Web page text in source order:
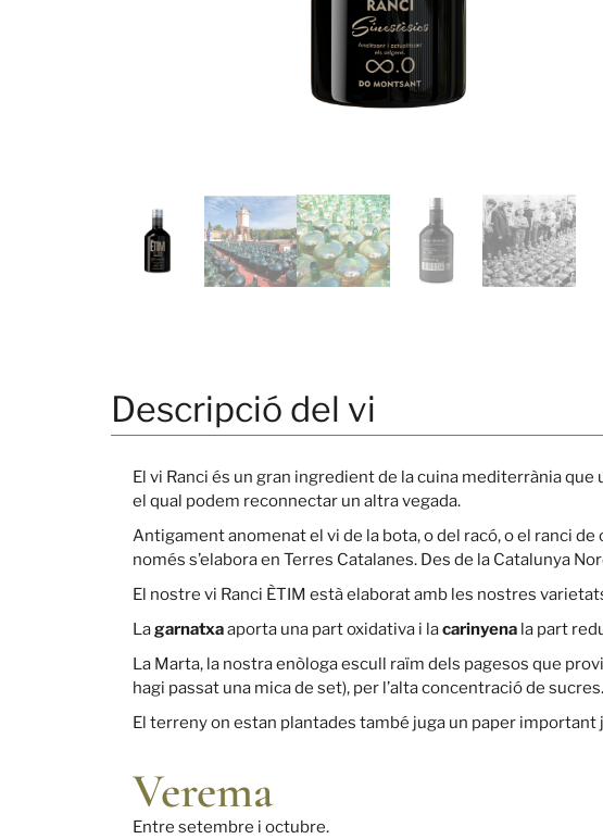
Descripció del vi
El vi Ranci és un gran ingredient de la cuina mediterrània
el qual podem reconnectar un altra vegada.
Antigament anomenat el vi de la bota, o del racó, o el ranci de
només s’elabora en Terres Catalanes. Des de la Catalunya
El nostre vi Ranci ÈTIM està elaborat amb les nostres
Lagarnatxaaporta una part oxidativa i lacarinyena la part
La Marta, la nostra enòloga escull raïm dels pagesos que
hagi passat una mica de set), per l’alta concentració de sucres.
El terreny on estan plantades també juga un paper
Verema
Entre setembre i octubre.